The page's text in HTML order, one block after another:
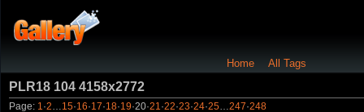
Home All Tags
PLR18 104 4158x2772
Page: 1 ·2 15·16·17·18·19·20·21 ·22·23·24·25 247·248